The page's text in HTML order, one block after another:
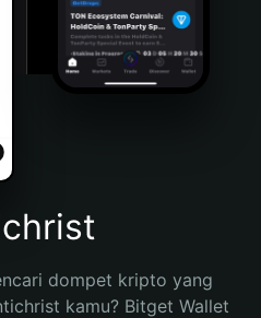
dompet kripto yang
kamu? Bitget Wallet